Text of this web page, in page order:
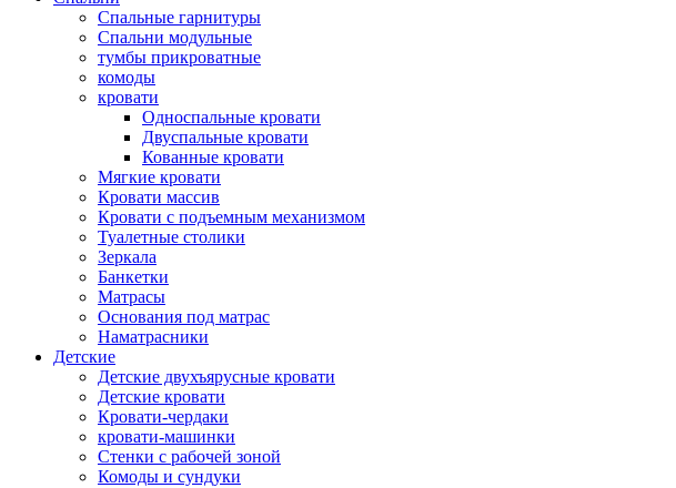
Спальные гарнитуры
Спальни модульные
тумбы прикроватные
комоды
кровати
Односпальные кровати
Двуспальные кровати
Кованные кровати
Мягкие кровати
Кровати массив
Кровати с подъемным механизмом
Туалетные столики
Зеркала
Банкетки
Матрасы
Основания под матрас
Наматрасники
Детские
Детские двухъярусные кровати
Детские кровати
Кровати-чердаки
кровати-машинки
Стенки с рабочей зоной
Комоды и сундуки